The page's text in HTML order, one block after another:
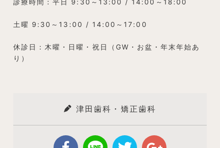
診療時間：平日 9:30～13:00 / 14:00～18:00
土曜 9:30～13:00 / 14:00～17:00
休診日：木曜・日曜・祝日（GW・お盆・年末年始あ
り）
津田歯科・矯正歯科